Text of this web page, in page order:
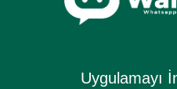
Uygulamayı